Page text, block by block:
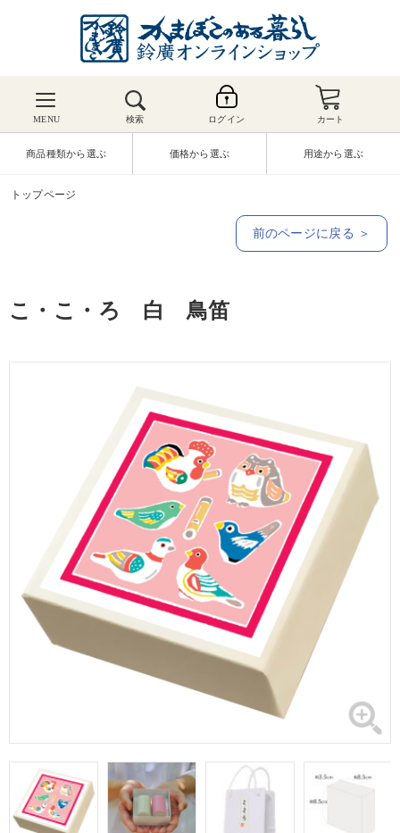
MENU 検索 ログイン カート
商品種類から選ぶ 価格から選ぶ 用途から選ぶ
トップページ
前のページに戻る ＞
こ・こ・ろ 白 鳥笛